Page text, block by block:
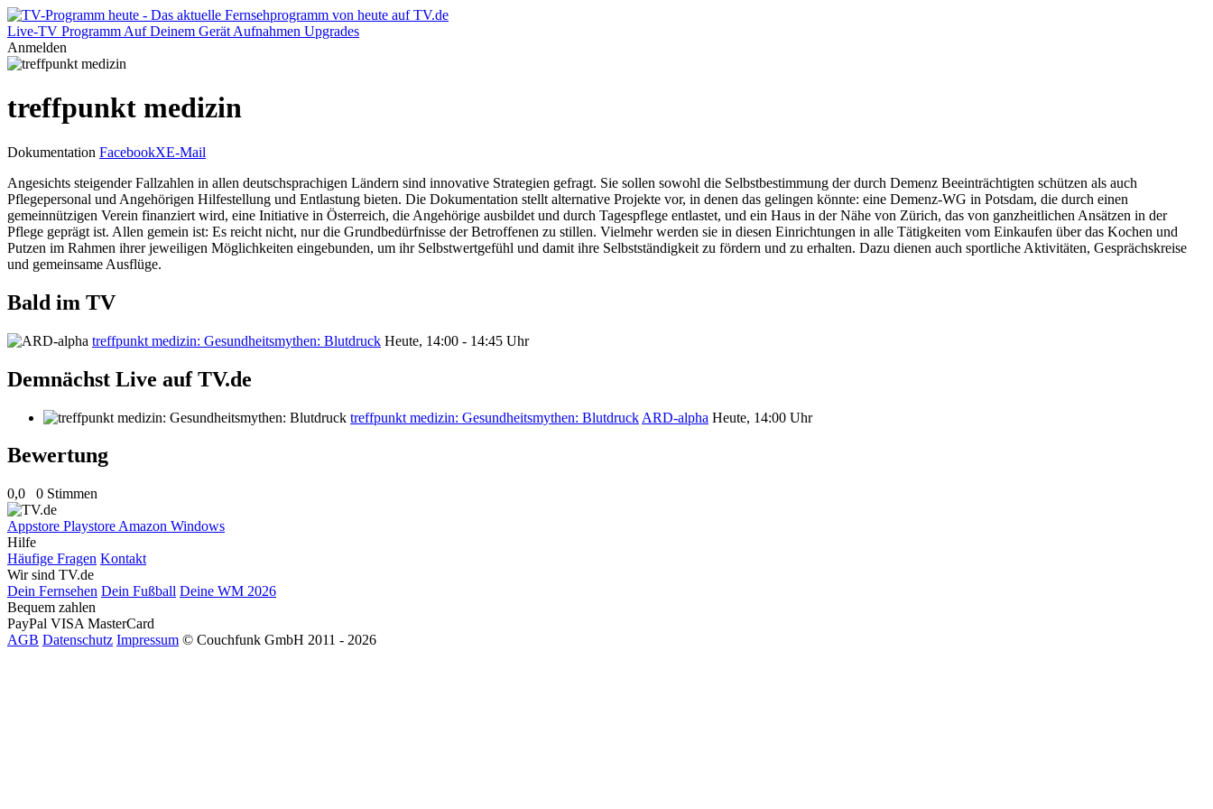
Live-TV Programm Auf Deinem Gerät Aufnahmen Upgrades
Anmelden
treffpunkt medizin
Dokumentation FacebookXE-Mail
Angesichts steigender Fallzahlen in allen deutschsprachigen Ländern sind innovative Strategien gefragt. Sie sollen sowohl die Selbstbestimmung der durch Demenz Beeinträchtigten schützen als auch
Pflegepersonal und Angehörigen Hilfestellung und Entlastung bieten. Die Dokumentation stellt alternative Projekte vor, in denen das gelingen könnte: eine Demenz-WG in Potsdam, die durch einen
gemeinnützigen Verein finanziert wird, eine Initiative in Österreich, die Angehörige ausbildet und durch Tagespflege entlastet, und ein Haus in der Nähe von Zürich, das von ganzheitlichen Ansätzen in der
Pflege geprägt ist. Allen gemein ist: Es reicht nicht, nur die Grundbedürfnisse der Betroffenen zu stillen. Vielmehr werden sie in diesen Einrichtungen in alle Tätigkeiten vom Einkaufen über das Kochen und
Putzen im Rahmen ihrer jeweiligen Möglichkeiten eingebunden, um ihr Selbstwertgefühl und damit ihre Selbstständigkeit zu fördern und zu erhalten. Dazu dienen auch sportliche Aktivitäten, Gesprächskreise
und gemeinsame Ausflüge.
Bald im TV
treffpunkt medizin: Gesundheitsmythen: Blutdruck Heute, 14:00 - 14:45 Uhr
Demnächst Live auf TV.de
treffpunkt medizin: Gesundheitsmythen: Blutdruck ARD-alpha Heute, 14:00 Uhr
Bewertung
0,0 0 Stimmen
Appstore Playstore Amazon Windows
Hilfe
Häufige Fragen Kontakt
Wir sind TV.de
Dein Fernsehen Dein Fußball Deine WM 2026
Bequem zahlen
PayPal VISA MasterCard
AGB Datenschutz Impressum © Couchfunk GmbH 2011 - 2026